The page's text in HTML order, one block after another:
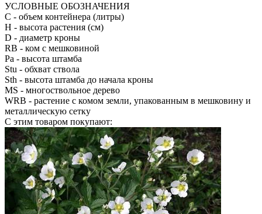
УСЛОВНЫЕ ОБОЗНАЧЕНИЯ
С - объем контейнера (литры)
H - высота растения (см)
D - диаметр кроны
RB - ком с мешковиной
Pa - высота штамба
Stu - обхват ствола
Sth - высота штамба до начала кроны
MS - многоствольное дерево
WRB - растение с комом земли, упакованным в мешковину и
металлическую сетку
С этим товаром покупают: